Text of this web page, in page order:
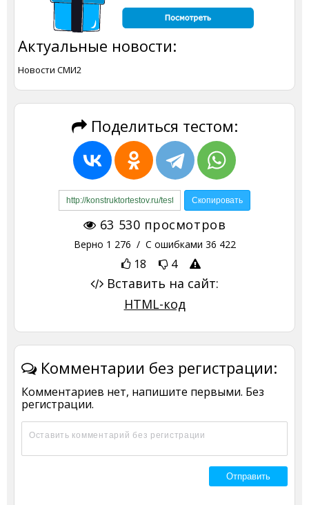
Актуальные новости:
Новости СМИ2
Поделиться тестом:
63 530 просмотров
Верно 1 276 / С ошибками 36 422
18 4
Вставить на сайт:
HTML-код
Комментарии без регистрации:
Комментариев нет, напишите первыми. Без
регистрации.